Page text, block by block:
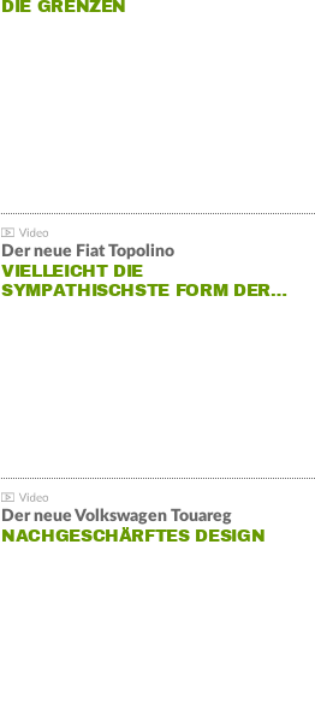
DIE GRENZEN
Der neue Fiat Topolino
VIELLEICHT DIE
SYMPATHISCHSTE FORM DER…
Der neue Volkswagen Touareg
NACHGESCHÄRFTES DESIGN